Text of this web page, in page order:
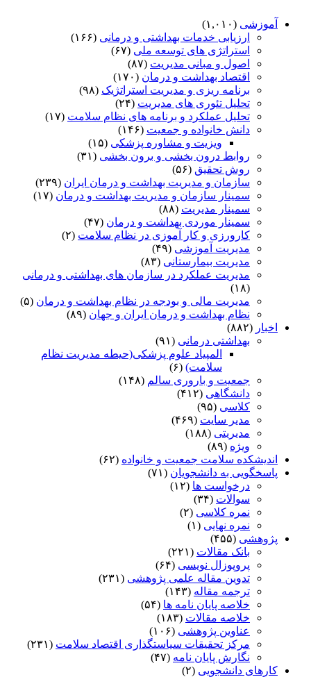
آموزشی (۱,۰۱۰)
ارزیابی خدمات بهداشتی و درمانی (۱۶۶)
استراتژی های توسعه ملی (۶۷)
اصول و مبانی مدیریت (۸۷)
اقتصاد بهداشت و درمان (۱۷۰)
برنامه ریزی و مدیریت استراتژیک (۹۸)
تحلیل تئوری های مدیریت (۲۴)
تحلیل عملکرد و برنامه های نظام سلامت (۱۷)
دانش خانواده و جمعیت (۱۴۶)
ویزیت و مشاوره پزشکی (۱۵)
روابط درون بخشی و برون بخشی (۳۱)
روش تحقیق (۵۶)
سازمان و مدیریت بهداشت و درمان ایران (۲۳۹)
سمینار سازمان و مدیریت بهداشت و درمان (۱۷)
سمینار مدیریت (۸۸)
سمینار موردی بهداشت و درمان (۴۷)
کارورزی و کار آموزی در نظام سلامت (۲)
مدیریت آموزشی (۴۹)
مدیریت بیمارستانی (۸۳)
مدیریت عملکرد در سازمان های بهداشتی و درمانی
(۱۸)
مدیریت مالی و بودجه در نظام بهداشت و درمان (۵)
نظام بهداشت و درمان ایران و جهان (۸۹)
اخبار (۸۸۲)
بهداشتی درمانی (۹۱)
المپیاد علوم پزشکی(حیطه مدیریت نظام
سلامت) (۶)
جمعیت و باروری سالم (۱۴۸)
دانشگاهی (۴۱۲)
کلاسی (۹۵)
مدیر سایت (۴۶۹)
مدیریتی (۱۸۸)
ویژه (۸۹)
اندیشکده سلامت جمعیت و خانواده (۶۲)
پاسخگویی به دانشجویان (۷۱)
درخواست ها (۱۲)
سوالات (۳۴)
نمره کلاسی (۲)
نمره نهایی (۱)
پژوهشی (۴۵۵)
بانک مقالات (۲۲۱)
پروپوزال نویسی (۶۴)
تدوین مقاله علمی پژوهشی (۲۳۱)
ترجمه مقاله (۱۴۳)
خلاصه پایان نامه ها (۵۴)
خلاصه مقالات (۱۸۳)
عناوین پژوهشی (۱۰۶)
مرکز تحقیقات سیاستگذاری اقتصاد سلامت (۲۳۱)
نگارش پایان نامه (۴۷)
کارهای دانشجویی (۲)